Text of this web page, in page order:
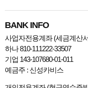
BANK INFO
사업자전용계좌 (세금계산
하나 810-111222-33507
기업 143-107680-01-011
예금주 : 신성카비스